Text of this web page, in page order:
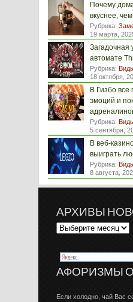
Почему
вкуснее,
Рубрика:
19 марта,
Загадочная
автомате
Рубрика:
18 октября,
В Гизбо все
эмоций и
Рубрика:
5 сентября,
В веб-
выиграть
Рубрика:
8 августа,
АРХИВЫ
АФОРИЗМЫ
Если холодно, чай Вас